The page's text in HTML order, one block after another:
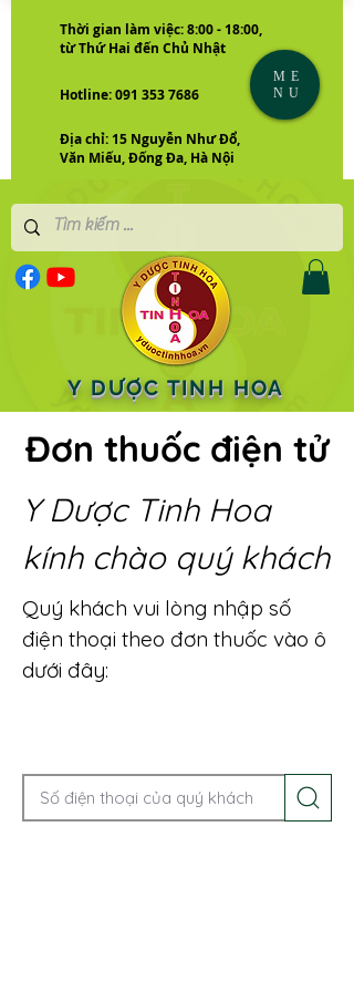
Thời gian làm việc: 8:00 - 18:00,
từ Thứ Hai đến Chủ Nhật
Hotline: 091 353 7686
Địa chỉ: 15 Nguyễn Như Đổ,
Văn Miếu, Đống Đa, Hà Nội
Y DƯỢC TINH HOA
ME
NU
Đơn thuốc điện tử
Y Dược Tinh Hoa
kính chào quý khách
Quý khách vui lòng nhập số
điện thoại theo đơn thuốc vào ô
dưới đây: